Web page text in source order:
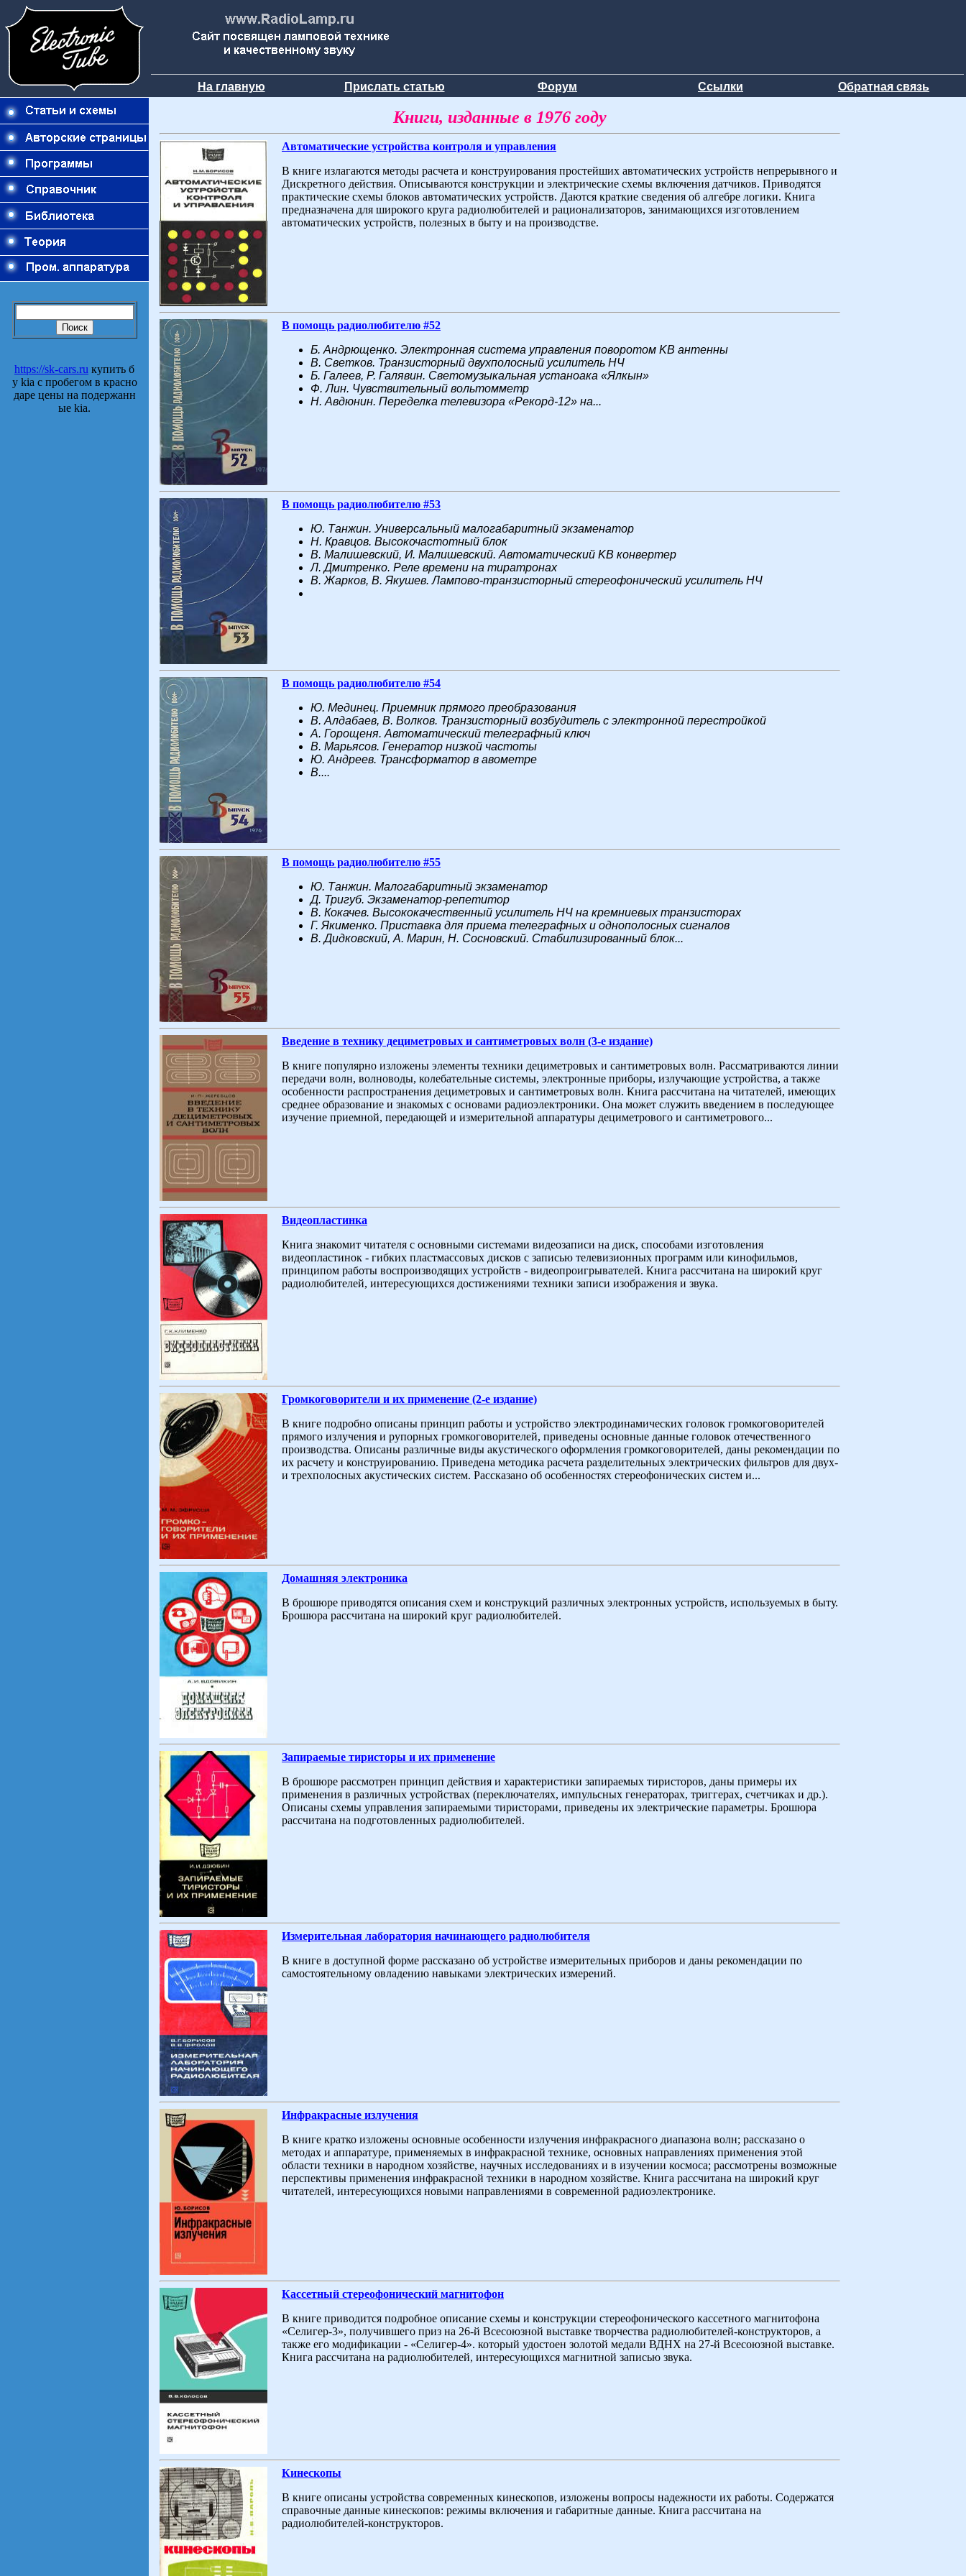
На главную Прислать статью Форум Ссылки Обратная связь
https://sk-cars.ru купить б
у kia с пробегом в красно
даре цены на подержанн
ые kia.
Книги, изданные в 1976 году
Автоматические устройства контроля и управления
В книге излагаются методы расчета и конструирования простейших автоматических устройств непрерывного и
Дискретного действия. Описываются конструкции и электрические схемы включения датчиков. Приводятся
практические схемы блоков автоматических устройств. Даются краткие сведения об алгебре логики. Книга
предназначена для широкого круга радиолюбителей и рационализаторов, занимающихся изготовлением
автоматических устройств, полезных в быту и на производстве.
В помощь радиолюбителю #52
Б. Андрющенко. Электронная система управления поворотом KB антенны
В. Светков. Транзисторный двухполосный усилитель НЧ
Б. Галеев, Р. Галявин. Светомузыкальная устаноака «Ялкын»
Ф. Лин. Чувствительный вольтомметр
Н. Авдюнин. Переделка телевизора «Рекорд-12» на...
В помощь радиолюбителю #53
Ю. Танжин. Универсальный малогабаритный экзаменатор
Н. Кравцов. Высокочастотный блок
В. Малишевский, И. Малишевский. Автоматический KB конвертер
Л. Дмитренко. Реле времени на тиратронах
В. Жарков, В. Якушев. Лампово-транзисторный стереофонический усилитель НЧ
В помощь радиолюбителю #54
Ю. Мединец. Приемник прямого преобразования
В. Алдабаев, В. Волков. Транзисторный возбудитель с электронной перестройкой
A. Горощеня. Автоматический телеграфный ключ
B. Марьясов. Генератор низкой частоты
Ю. Андреев. Трансформатор в авометре
В....
В помощь радиолюбителю #55
Ю. Танжин. Малогабаритный экзаменатор
Д. Тригуб. Экзаменатор-репетитор
В. Кокачев. Высококачественный усилитель НЧ на кремниевых транзисторах
Г. Якименко. Приставка для приема телеграфных и однополосных сигналов
В. Дидковский, А. Марин, Н. Сосновский. Стабилизированный блок...
Введение в технику дециметровых и сантиметровых волн (3-е издание)
В книге популярно изложены элементы техники дециметровых и сантиметровых волн. Рассматриваются линии
передачи волн, волноводы, колебательные системы, электронные приборы, излучающие устройства, а также
особенности распространения дециметровых и сантиметровых волн. Книга рассчитана на читателей, имеющих
среднее образование и знакомых с основами радиоэлектроники. Она может служить введением в последующее
изучение приемной, передающей и измерительной аппаратуры дециметрового и сантиметрового...
Видеопластинка
Книга знакомит читателя с основными системами видеозаписи на диск, способами изготовления
видеопластинок - гибких пластмассовых дисков с записью телевизионных программ или кинофильмов,
принципом работы воспроизводящих устройств - видеопроигрывателей. Книга рассчитана на широкий круг
радиолюбителей, интересующихся достижениями техники записи изображения и звука.
Громкоговорители и их применение (2-е издание)
В книге подробно описаны принцип работы и устройство электродинамических головок громкоговорителей
прямого излучения и рупорных громкоговорителей, приведены основные данные головок отечественного
производства. Описаны различные виды акустического оформления громкоговорителей, даны рекомендации по
их расчету и конструированию. Приведена методика расчета разделительных электрических фильтров для двух-
и трехполосных акустических систем. Рассказано об особенностях стереофонических систем и...
Домашняя электроника
В брошюре приводятся описания схем и конструкций различных электронных устройств, используемых в быту.
Брошюра рассчитана на широкий круг радиолюбителей.
Запираемые тиристоры и их применение
В брошюре рассмотрен принцип действия и характеристики запираемых тиристоров, даны примеры их
применения в различных устройствах (переключателях, импульсных генераторах, триггерах, счетчиках и др.).
Описаны схемы управления запираемыми тиристорами, приведены их электрические параметры. Брошюра
рассчитана на подготовленных радиолюбителей.
Измерительная лаборатория начинающего радиолюбителя
В книге в доступной форме рассказано об устройстве измерительных приборов и даны рекомендации по
самостоятельному овладению навыками электрических измерений.
Инфракрасные излучения
В книге кратко изложены основные особенности излучения инфракрасного диапазона волн; рассказано о
методах и аппаратуре, применяемых в инфракрасной технике, основных направлениях применения этой
области техники в народном хозяйстве, научных исследованиях и в изучении космоса; рассмотрены возможные
перспективы применения инфракрасной техники в народном хозяйстве. Книга рассчитана на широкий круг
читателей, интересующихся новыми направлениями в современной радиоэлектронике.
Кассетный стереофонический магнитофон
В книге приводится подробное описание схемы и конструкции стереофонического кассетного магнитофона
«Селигер-3», получившего приз на 26-й Всесоюзной выставке творчества радиолюбителей-конструкторов, а
также его модификации - «Селигер-4». который удостоен золотой медали ВДНХ на 27-й Всесоюзной выставке.
Книга рассчитана на радиолюбителей, интересующихся магнитной записью звука.
Кинескопы
В книге описаны устройства современных кинескопов, изложены вопросы надежности их работы. Содержатся
справочные данные кинескопов: режимы включения и габаритные данные. Книга рассчитана на
радиолюбителей-конструкторов.